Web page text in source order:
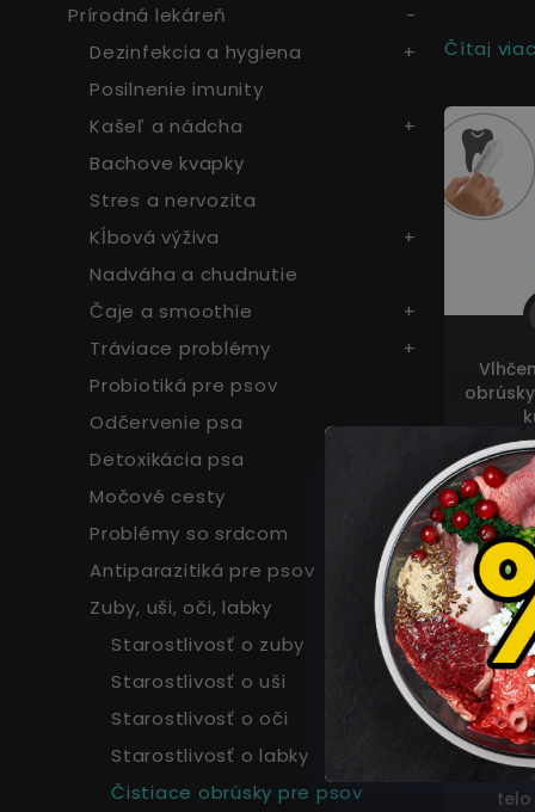
Prírodná lekáreň
Dezinfekcia a hygiena
Posilnenie imunity
Kašeľ a nádcha
Bachove kvapky
Stres a nervozita
Kĺbová výživa
Nadváha a chudnutie
Čaje a smoothie
Tráviace problémy
Probiotiká pre psov
Odčervenie psa
Detoxikácia psa
Močové cesty
Problémy so srdcom
Antiparazitiká pre psov
Zuby, uši, oči, labky
Starostlivosť o zuby
Starostlivosť o uši
Starostlivosť o oči
Starostlivosť o labky
Čistiace obrúsky pre psov
Ktoré
miest
Čítaj
8,34